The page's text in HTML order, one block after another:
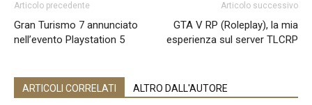
Articolo precedente
Gran Turismo 7 annunciato
nell’evento Playstation 5
Articolo successivo
GTA V RP (Roleplay), la mia
esperienza sul server TLCRP
ARTICOLI CORRELATI ALTRO DALL'AUTORE